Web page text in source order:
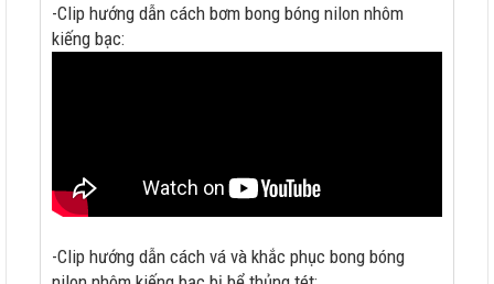
-Clip hướng dẫn cách bơm bong bóng nilon nhôm
kiếng bạc:
-Clip hướng dẫn cách vá và khắc phục bong bóng